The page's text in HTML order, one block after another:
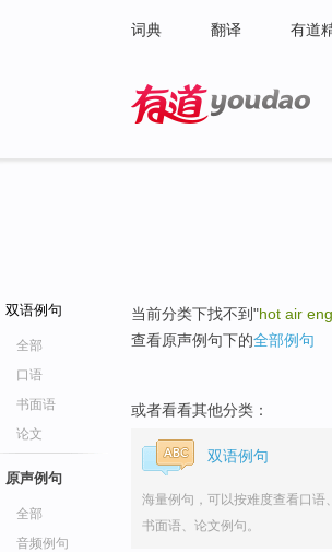
词典 翻译 有道
双语例句
全部
口语
书面语
论文
原声例句
全部
音频例句
当前分类下找不到"hot air
查看原声例句下的全部例句
或者看看其他分类：
双语例句
海量例句，可以按难度查看口语、
书面语、论文例句。